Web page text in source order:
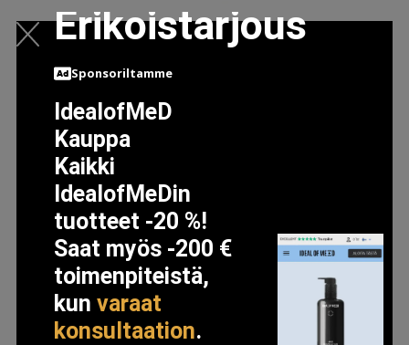
EVER MATTE COMPACT POWDER, 06
28.76 EUR
Erikoistarjous
Sponsoriltamme
IdealofMeD
Kauppa
Kaikki
IdealofMeDin
tuotteet -20 %!
Saat myös -200 €
toimenpiteistä,
kunvaraat
konsultaation.